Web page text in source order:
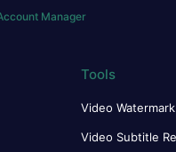
Manager
Tools
Video
Video Subtitle